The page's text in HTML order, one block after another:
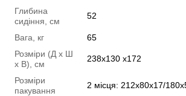
Глибина
сидіння, см
52
Вага, кг
65
Розміри (Д х Ш
х В), см
238х130 х172
Розміри
пакування
2 місця: 212х80х17/